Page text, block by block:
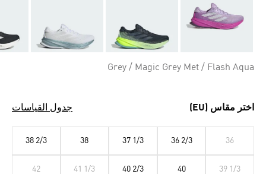
Grey / Magic Grey Met / Flash Aqua
اختر مقاس (EU) جدول القياسات
36
36 2/3
37 1/3
38
38 2/3
39 1/3
40
40 2/3
41 1/3
42